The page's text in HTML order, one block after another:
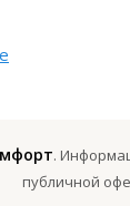
.
публичной